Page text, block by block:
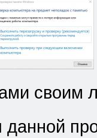
данной